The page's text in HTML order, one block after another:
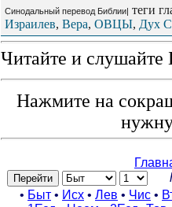
Синодальный перевод Библии| теги
Израилев, Вера, ОВЦЫ, Дух
Читайте и слушайте
Нажмите на